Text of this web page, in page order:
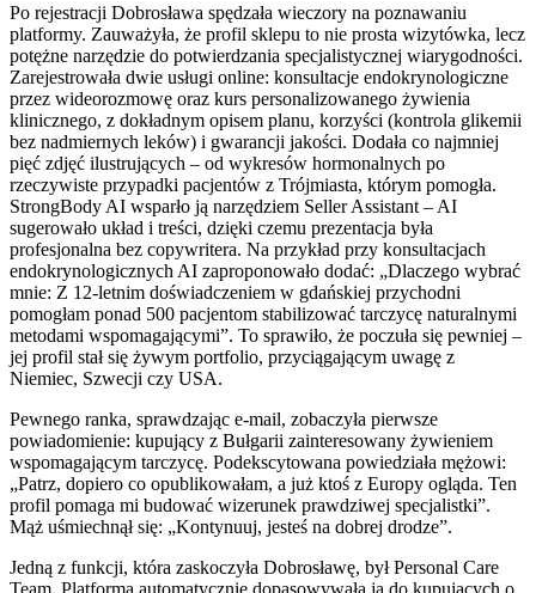
Po rejestracji Dobrosława spędzała wieczory na poznawaniu
platformy. Zauważyła, że profil sklepu to nie prosta wizytówka, lecz
potężne narzędzie do potwierdzania specjalistycznej wiarygodności.
Zarejestrowała dwie usługi online: konsultacje endokrynologiczne
przez wideorozmowę oraz kurs personalizowanego żywienia
klinicznego, z dokładnym opisem planu, korzyści (kontrola glikemii
bez nadmiernych leków) i gwarancji jakości. Dodała co najmniej
pięć zdjęć ilustrujących – od wykresów hormonalnych po
rzeczywiste przypadki pacjentów z Trójmiasta, którym pomogła.
StrongBody AI wsparło ją narzędziem Seller Assistant – AI
sugerowało układ i treści, dzięki czemu prezentacja była
profesjonalna bez copywritera. Na przykład przy konsultacjach
endokrynologicznych AI zaproponowało dodać: „Dlaczego wybrać
mnie: Z 12-letnim doświadczeniem w gdańskiej przychodni
pomogłam ponad 500 pacjentom stabilizować tarczycę naturalnymi
metodami wspomagającymi”. To sprawiło, że poczuła się pewniej –
jej profil stał się żywym portfolio, przyciągającym uwagę z
Niemiec, Szwecji czy USA.
Pewnego ranka, sprawdzając e-mail, zobaczyła pierwsze
powiadomienie: kupujący z Bułgarii zainteresowany żywieniem
wspomagającym tarczycę. Podekscytowana powiedziała mężowi:
„Patrz, dopiero co opublikowałam, a już ktoś z Europy ogląda. Ten
profil pomaga mi budować wizerunek prawdziwej specjalistki”.
Mąż uśmiechnął się: „Kontynuuj, jesteś na dobrej drodze”.
Jedną z funkcji, która zaskoczyła Dobrosławę, był Personal Care
Team. Platforma automatycznie dopasowywała ją do kupujących o